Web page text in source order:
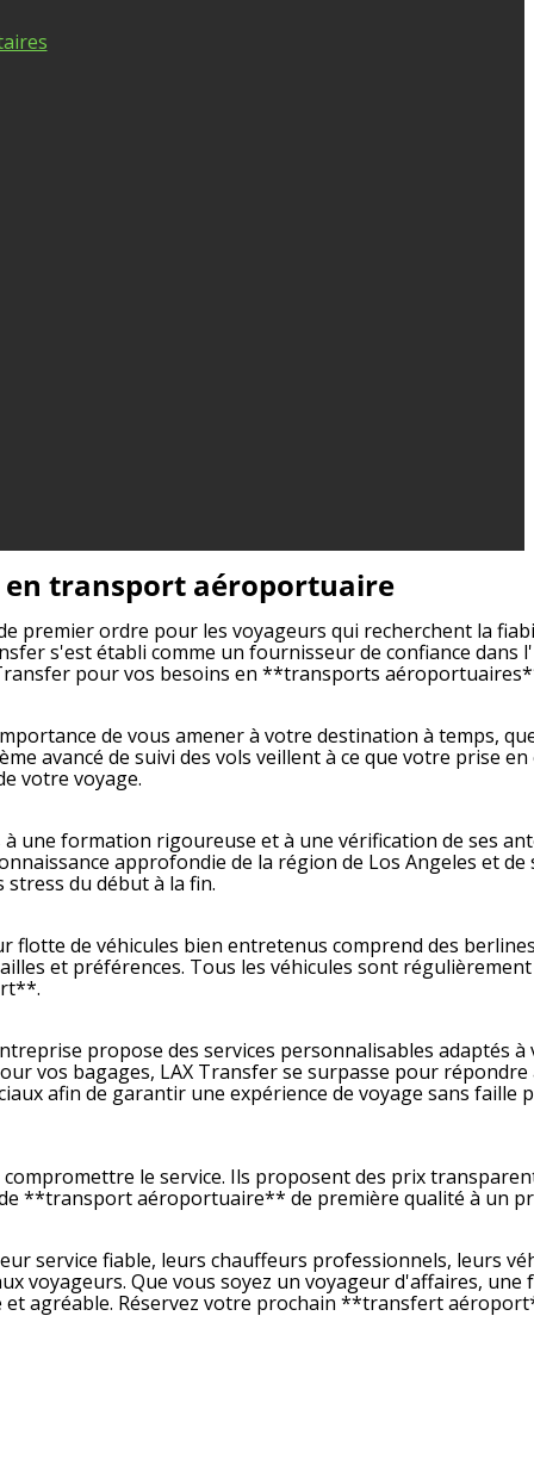
en transport aéroportuaire
premier ordre pour les voyageurs qui recherchent la
s'est établi comme un fournisseur de confiance dans
pour vos besoins en **transports
de vous amener à votre destination à temps,
avancé de suivi des vols veillent à ce que votre prise
votre voyage.
une formation rigoureuse et à une vérification de ses
approfondie de la région de Los Angeles et de
du début à la fin.
flotte de véhicules bien entretenus comprend des
et préférences. Tous les véhicules sont régulièrement
propose des services personnalisables adaptés à
vos bagages, LAX Transfer se surpasse pour répondre
afin de garantir une expérience de voyage sans faille
le service. Ils proposent des prix
**transport aéroportuaire** de première qualité à un
service fiable, leurs chauffeurs professionnels, leurs
voyageurs. Que vous soyez un voyageur d'affaires, une
et agréable. Réservez votre prochain **transfert